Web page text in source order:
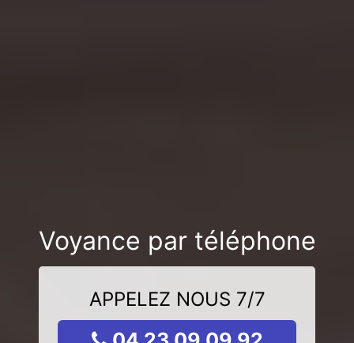
Voyance par téléphone
APPELEZ NOUS 7/7